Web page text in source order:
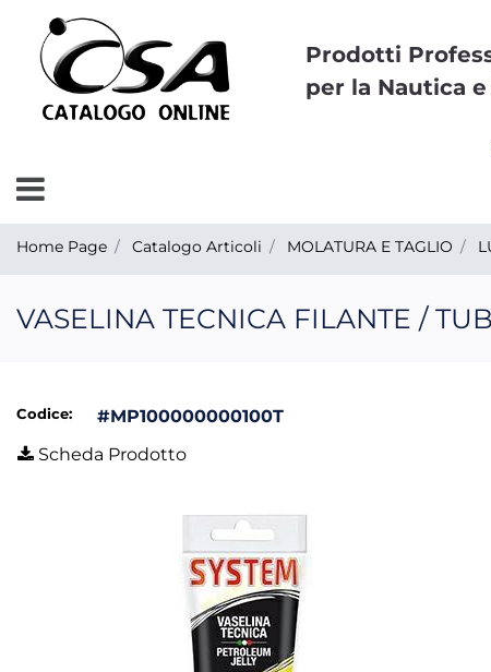
Prodotti
per la Nautica
Open menu
Home Page Catalogo Articoli MOLATURA E TAGLIO
VASELINA TECNICA FILANTE /
Codice:
#MP100000000100T
Scheda Prodotto